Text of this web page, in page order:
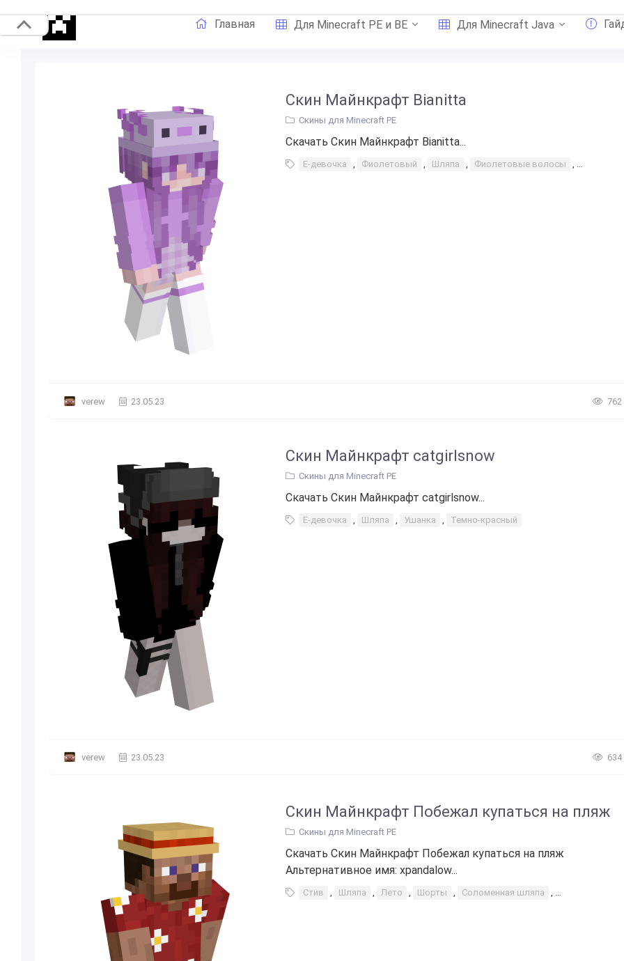
Главная Для Minecraft PE и BE Для Minecraft Java
Скин Майнкрафт Bianitta
Скины для Minecraft PE
Скачать Скин Майнкрафт Bianitta...
Е-девочка , Фиолетовый , Шляпа , Фиолетовые волосы ,
verew 23.05.23 762
Скин Майнкрафт catgirlsnow
Скины для Minecraft PE
Скачать Скин Майнкрафт catgirlsnow...
Е-девочка , Шляпа , Ушанка , Темно-красный
verew 23.05.23 634
Скин Майнкрафт Побежал купаться на пляж
Скины для Minecraft PE
Скачать Скин Майнкрафт Побежал купаться на пляж
Альтернативное имя: xpandalow...
Стив , Шляпа , Лето , Шорты , Соломенная шляпа , Пляжный